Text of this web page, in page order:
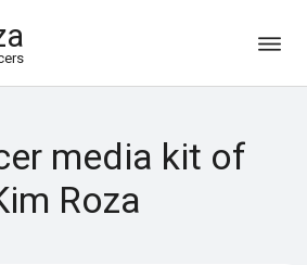
media kit of
Roza